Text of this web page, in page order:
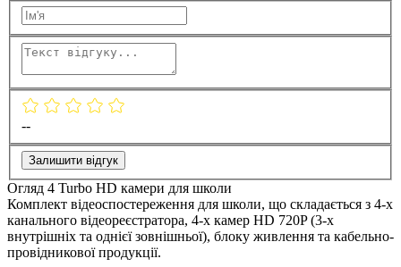
--
Залишити відгук
Огляд 4 Turbo HD камери для школи
Комплект відеоспостереження для школи, що складається з 4-х
канального відеореєстратора, 4-х камер HD 720P (3-х
внутрішніх та однієї зовнішньої), блоку живлення та кабельно-
провідникової продукції.